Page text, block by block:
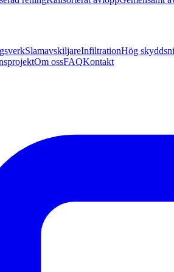
SlamavskiljareInfiltrationHög
Om ossFAQKontakt